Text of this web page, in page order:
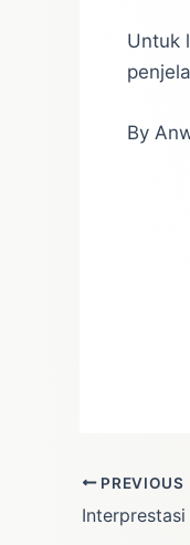
Untuk
By
PREVIOUS